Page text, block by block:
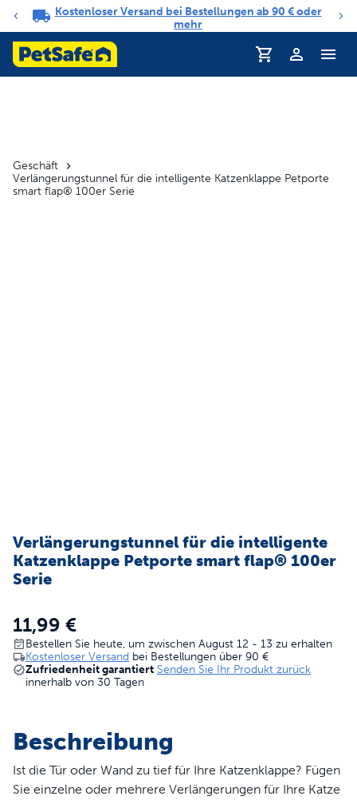
Benachrichtigungs-Karussell
Kostenloser Versand bei Bestellungen ab 90 € oder
mehr
Profil
Geschäft
Verlängerungstunnel für die intelligente Katzenklappe Petporte
smart flap® 100er Serie
Verlängerungstunnel für die intelligente
Katzenklappe Petporte smart flap® 100er
Serie
11,99 €
Bestellen Sie heute, um zwischen August 12 - 13 zu erhalten
Kostenloser Versand bei Bestellungen über 90 €
Zufriedenheit garantiert Senden Sie Ihr Produkt zurück
innerhalb von 30 Tagen
Beschreibung
Ist die Tür oder Wand zu tief für Ihre Katzenklappe? Fügen
Sie einzelne oder mehrere Verlängerungen für Ihre Katze